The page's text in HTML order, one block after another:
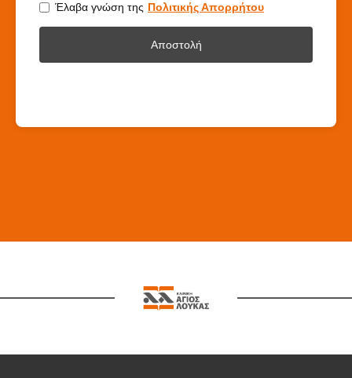
Έλαβα γνώση της Πολιτικής Απορρήτου